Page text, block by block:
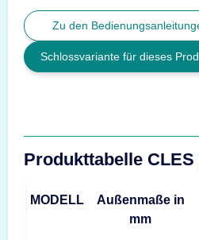
Zu den
Schlossvariante für dieses
Produkttabelle
MODELL
Außenmaße in
mm